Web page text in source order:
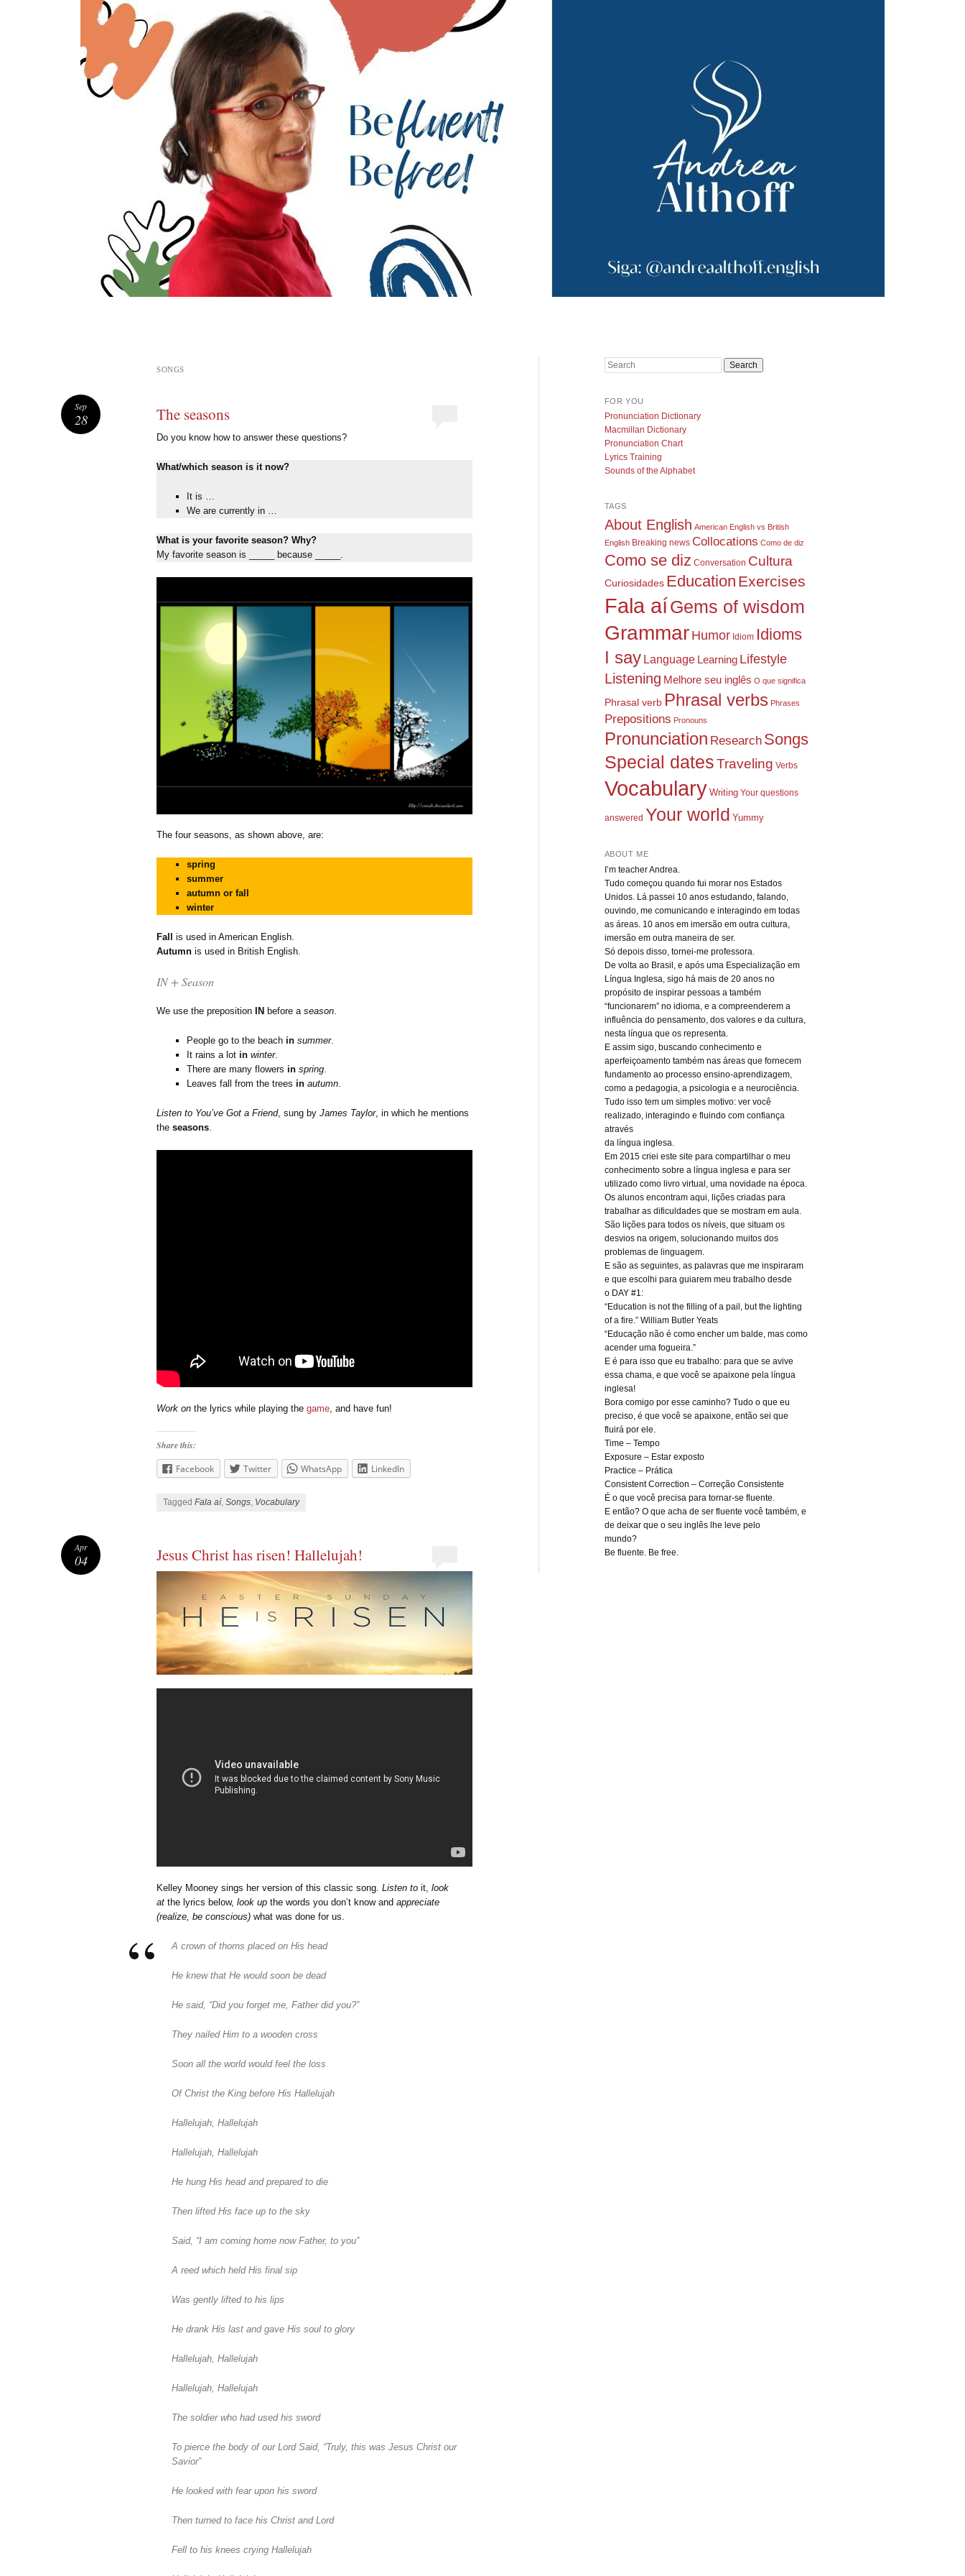
SONGS
The seasons
Do you know how to answer these questions?
What/which season is it now?
It is …
We are currently in …
What is your favorite season? Why?
My favorite season is _____ because _____.
The four seasons, as shown above, are:
spring
summer
autumn or fall
winter
Fall is used in American English.
Autumn is used in British English.
IN + Season
We use the preposition IN before a season
People go to the beach in summer.
It rains a lot in winter.
There are many flowers in spring.
Leaves fall from the trees in autumn.
Listen to You’ve Got a Friend, sung by James Taylor, in which he mentions
the seasons
Work on the lyrics while playing the game, and have fun!
Share this:
Facebook
Twitter WhatsApp LinkedIn
Tagged Fala aí, Songs, Vocabulary
Sep
28
Jesus Christ has risen! Hallelujah!
Kelley Mooney sings her version of this classic song. Listen to it, look
at the lyrics below, look up the words you don’t know and appreciate
(realize, be conscious) what was done for us.
A crown of thorns placed on His head
He knew that He would soon be dead
He said, “Did you forget me, Father did you?”
They nailed Him to a wooden cross
Soon all the world would feel the loss
Of Christ the King before His Hallelujah
Hallelujah, Hallelujah
Hallelujah, Hallelujah
He hung His head and prepared to die
Then lifted His face up to the sky
Said, “I am coming home now Father, to you”
A reed which held His final sip
Was gently lifted to his lips
He drank His last and gave His soul to glory
Hallelujah, Hallelujah
Hallelujah, Hallelujah
The soldier who had used his sword
To pierce the body of our Lord Said, “Truly, this was Jesus Christ our
Savior”
He looked with fear upon his sword
Then turned to face his Christ and Lord
Fell to his knees crying Hallelujah
Apr
04
Search
FOR YOU
Pronunciation Dictionary
Macmillan Dictionary
Pronunciation Chart
Lyrics Training
Sounds of the Alphabet
TAGS
About English American English vs British
English Breaking news Collocations Como de diz
Como se diz Conversation Cultura
Curiosidades Education Exercises
Fala aíGems of wisdom
Grammar Humor Idiom Idioms
I say Language Learning Lifestyle
Listening Melhore seu inglês O que significa
Phrasal verb Phrasal verbs Phrases
Prepositions Pronouns
Pronunciation Research Songs
Special datesTraveling Verbs
Vocabulary Writing Your questions
answered Your world Yummy
ABOUT ME
I’m teacher Andrea.
Tudo começou quando fui morar nos Estados
Unidos. Lá passei 10 anos estudando, falando,
ouvindo, me comunicando e interagindo em todas
as áreas. 10 anos em imersão em outra cultura,
imersão em outra maneira de ser.
Só depois disso, tornei-me professora.
De volta ao Brasil, e após uma Especialização em
Língua Inglesa, sigo há mais de 20 anos no
propósito de inspirar pessoas a também
“funcionarem” no idioma, e a compreenderem a
influência do pensamento, dos valores e da cultura,
nesta língua que os representa.
E assim sigo, buscando conhecimento e
aperfeiçoamento também nas áreas que fornecem
fundamento ao processo ensino-aprendizagem,
como a pedagogia, a psicologia e a neurociência.
Tudo isso tem um simples motivo: ver você
realizado, interagindo e fluindo com confiança
através
da língua inglesa.
Em 2015 criei este site para compartilhar o meu
conhecimento sobre a língua inglesa e para ser
utilizado como livro virtual, uma novidade na época.
Os alunos encontram aqui, lições criadas para
trabalhar as dificuldades que se mostram em aula.
São lições para todos os níveis, que situam os
desvios na origem, solucionando muitos dos
problemas de linguagem.
E são as seguintes, as palavras que me inspiraram
e que escolhi para guiarem meu trabalho desde
o DAY #1:
“Education is not the filling of a pail, but the lighting
of a fire.” William Butler Yeats
“Educação não é como encher um balde, mas como
acender uma fogueira.”
E é para isso que eu trabalho: para que se avive
essa chama, e que você se apaixone pela língua
inglesa!
Bora comigo por esse caminho? Tudo o que eu
preciso, é que você se apaixone, então sei que
fluirá por ele.
Time – Tempo
Exposure – Estar exposto
Practice – Prática
Consistent Correction – Correção Consistente
É o que você precisa para tornar-se fluente.
E então? O que acha de ser fluente você também, e
de deixar que o seu inglês lhe leve pelo
mundo?
Be fluente. Be free.